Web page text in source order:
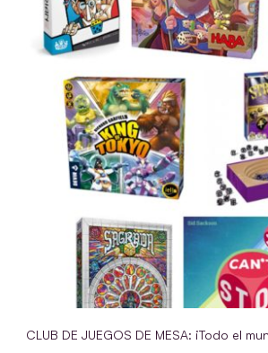
CLUB DE JUEGOS DE MESA: ¡Todo el